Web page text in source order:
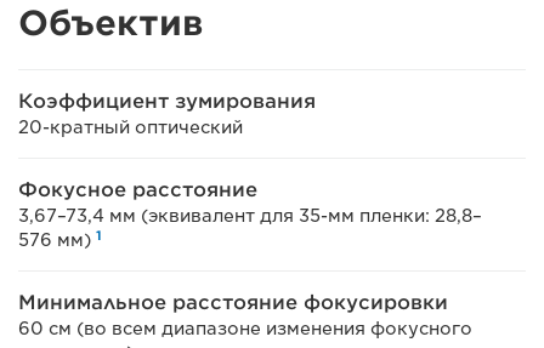
Объектив
Коэффициент зумирования
20-кратный оптический
Фокусное расстояние
3,67–73,4 мм (эквивалент для 35-мм пленки: 28,8–
576 мм) 1
Минимальное расстояние фокусировки
60 см (во всем диапазоне изменения фокусного